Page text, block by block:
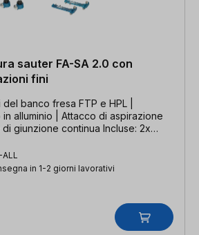
sauter FA-SA 2.0 con
fini
banco fresa FTP e HPL |
alluminio | Attacco di aspirazione
continua Incluse: 2x
in 1-2 giorni lavorativi